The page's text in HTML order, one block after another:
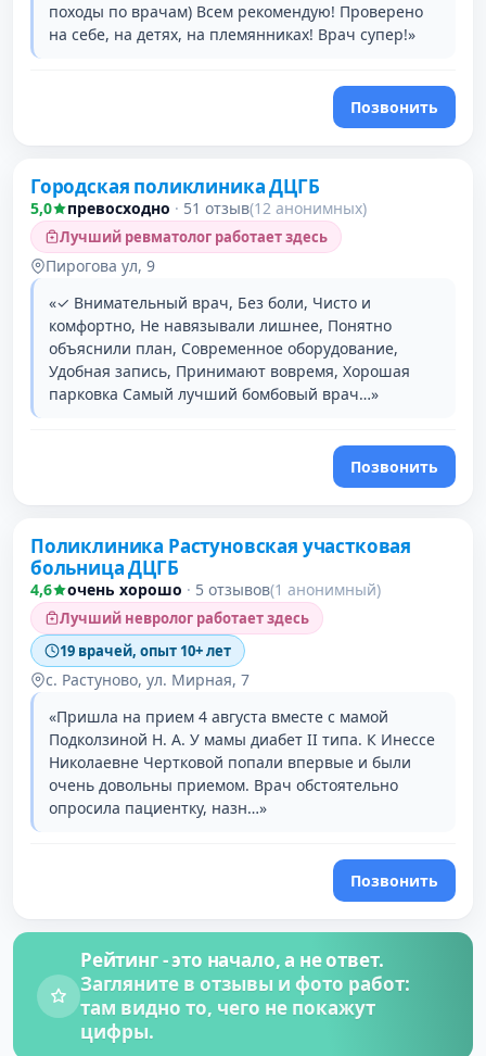
походы по врачам) Всем рекомендую! Проверено
на себе, на детях, на племянниках! Врач супер!»
Позвонить
Городская поликлиника ДЦГБ
5,0 превосходно · 51 отзыв(12 анонимных)
Лучший ревматолог работает здесь
Пирогова ул, 9
«✓ Внимательный врач, Без боли, Чисто и
комфортно, Не навязывали лишнее, Понятно
объяснили план, Современное оборудование,
Удобная запись, Принимают вовремя, Хорошая
парковка Самый лучший бомбовый врач…»
Позвонить
Поликлиника Растуновская участковая
больница ДЦГБ
4,6 очень хорошо · 5 отзывов(1 анонимный)
Лучший невролог работает здесь
19 врачей, опыт 10+ лет
с. Растуново, ул. Мирная, 7
«Пришла на прием 4 августа вместе с мамой
Подколзиной Н. А. У мамы диабет II типа. К Инессе
Николаевне Чертковой попали впервые и были
очень довольны приемом. Врач обстоятельно
опросила пациентку, назн…»
Позвонить
Рейтинг - это начало, а не ответ.
Загляните в отзывы и фото работ:
там видно то, чего не покажут
цифры.